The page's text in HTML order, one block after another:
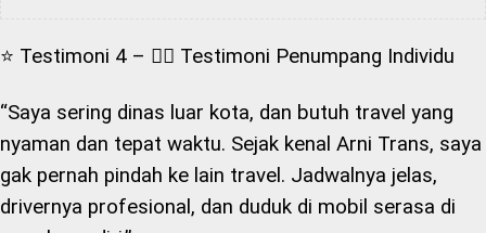
⭐ Testimoni 4 – 👩‍⚕️ Testimoni Penumpang Individu
“Saya sering dinas luar kota, dan butuh travel yang
nyaman dan tepat waktu. Sejak kenal Arni Trans, saya
gak pernah pindah ke lain travel. Jadwalnya jelas,
drivernya profesional, dan duduk di mobil serasa di